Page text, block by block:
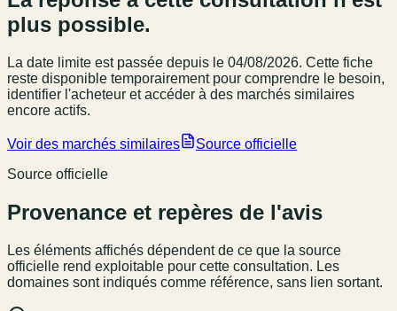
plus possible.
La date limite est passée depuis le 04/08/2026. Cette fiche
reste disponible temporairement pour comprendre le besoin,
identifier l'acheteur et accéder à des marchés similaires
encore actifs.
Voir des marchés similaires
Source officielle
Source officielle
Provenance et repères de l'avis
Les éléments affichés dépendent de ce que la source
officielle rend exploitable pour cette consultation. Les
domaines sont indiqués comme référence, sans lien sortant.